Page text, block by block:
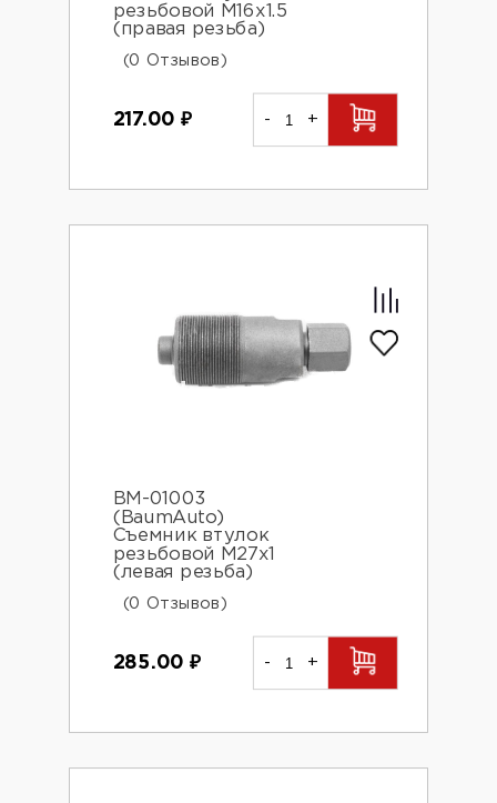
резьбовой М16х1.5
(правая резьба)
(0 Отзывов)
217.00 ₽ - +
BM-01003
(BaumAuto)
Съемник втулок
резьбовой М27х1
(левая резьба)
(0 Отзывов)
285.00 ₽ - +